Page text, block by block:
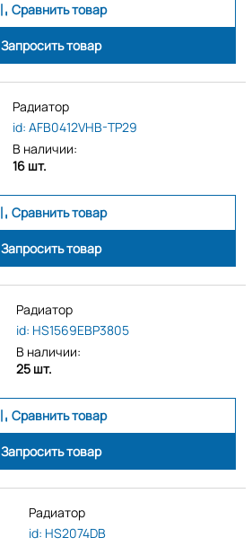
Сравнить товар
Запросить товар
Радиатор
id: AFB0412VHB-TP29
В наличии:
16 шт.
Сравнить товар
Запросить товар
Радиатор
id: HS1569EBP3805
В наличии:
25 шт.
Сравнить товар
Запросить товар
Радиатор
id: HS2074DB